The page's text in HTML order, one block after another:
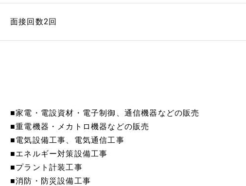
面接回数2回
■家電・電設資材・電子制御、通信機器などの販売
■重電機器・メカトロ機器などの販売
■電気設備工事、電気通信工事
■エネルギー対策設備工事
■プラント計装工事
■消防・防災設備工事